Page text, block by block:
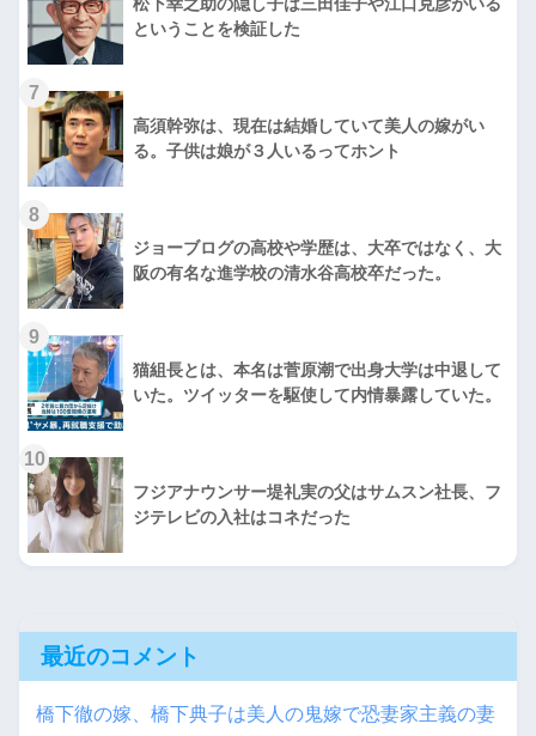
松下幸之助の隠し子は三田佳子や江口克彦がいる
ということを検証した
7
高須幹弥は、現在は結婚していて美人の嫁がい
る。子供は娘が３人いるってホント
8
ジョーブログの高校や学歴は、大卒ではなく、大
阪の有名な進学校の清水谷高校卒だった。
9
猫組長とは、本名は菅原潮で出身大学は中退して
いた。ツイッターを駆使して内情暴露していた。
10
フジアナウンサー堤礼実の父はサムスン社長、フ
ジテレビの入社はコネだった
最近のコメント
橋下徹の嫁、橋下典子は美人の鬼嫁で恐妻家主義の妻